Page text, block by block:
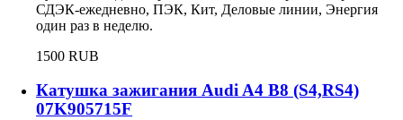
СДЭК-ежедневно, ПЭК, Кит, Деловые линии, Энергия
один раз в неделю.
1500 RUB
Катушка зажигания Audi A4 B8 (S4,RS4)
07K905715F